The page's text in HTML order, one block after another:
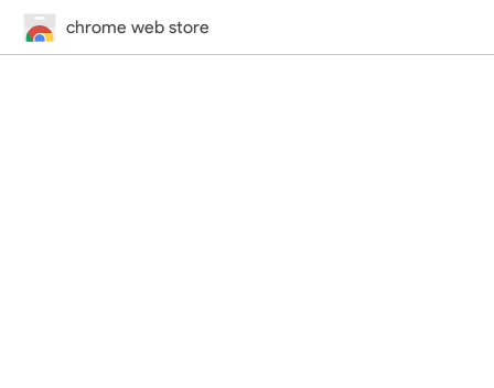
chrome web store